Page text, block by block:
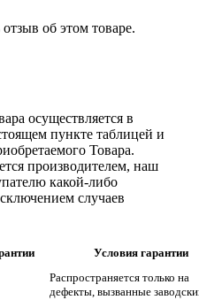
об этом товаре.
осуществляется в
пункте таблицей и
Товара.
производителем, наш
какой-либо
случаев
Условия гарантии
Распространяется только на
дефекты, вызванные